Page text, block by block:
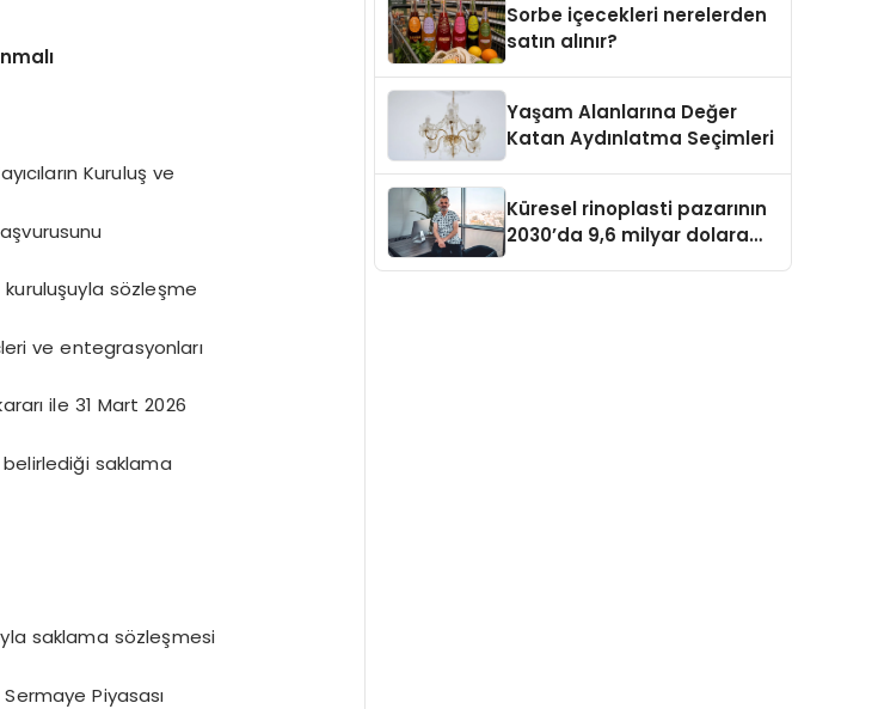
Kuruluş ve
sözleşme
ve entegrasyonları
ile 31 Mart 2026
belirlediği saklama
saklama sözleşmesi
Piyasası
Sorbe içecekleri nerelerden
satın alınır?
Yaşam Alanlarına Değer
Katan Aydınlatma Seçimleri
Küresel rinoplasti pazarının
2030’da 9,6 milyar dolara